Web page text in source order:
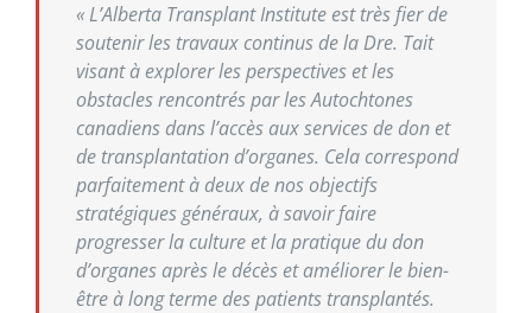
« L’Alberta Transplant Institute est très fier de
soutenir les travaux continus de la Dre. Tait
visant à explorer les perspectives et les
obstacles rencontrés par les Autochtones
canadiens dans l’accès aux services de don et
de transplantation d’organes. Cela correspond
parfaitement à deux de nos objectifs
stratégiques généraux, à savoir faire
progresser la culture et la pratique du don
d’organes après le décès et améliorer le bien-
être à long terme des patients transplantés.